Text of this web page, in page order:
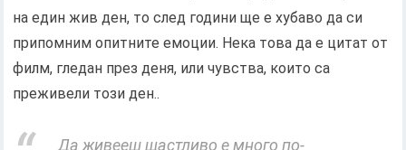
на един жив ден, то след години ще е хубаво да си
припомним опитните емоции. Нека това да е цитат от
филм, гледан през деня, или чувства, които са
преживели този ден..
Да живееш щастливо е много по-